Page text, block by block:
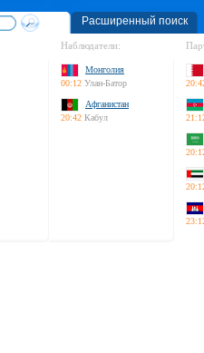
Расширенный поиск
Наблюдатели:
Монголия
00:12 Улан-Батор
Афганистан
20:42 Кабул